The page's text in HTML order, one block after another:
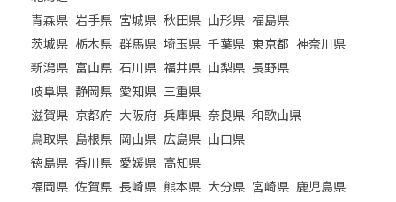
青森県 岩手県 宮城県 秋田県 山形県 福島県
茨城県 栃木県 群馬県 埼玉県 千葉県 東京都 神奈川県
新潟県 富山県 石川県 福井県 山梨県 長野県
岐阜県 静岡県 愛知県 三重県
滋賀県 京都府 大阪府 兵庫県 奈良県 和歌山県
鳥取県 島根県 岡山県 広島県 山口県
徳島県 香川県 愛媛県 高知県
福岡県 佐賀県 長崎県 熊本県 大分県 宮崎県 鹿児島県